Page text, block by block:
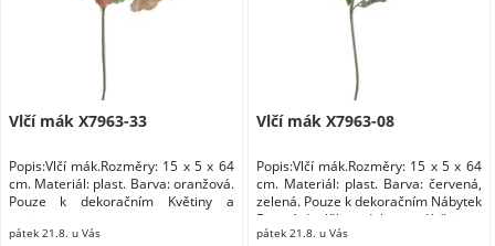
Vlčí mák X7963-33
Popis:Vlčí mák.Rozměry: 15 x 5 x 64
cm. Materiál: plast. Barva: oranžová.
Pouze k dekoračním Květiny a
stojany
pátek 21.8. u Vás
Vlčí mák X7963-08
Popis:Vlčí mák.Rozměry: 15 x 5 x 64
cm. Materiál: plast. Barva: červená,
zelená. Pouze k dekoračním Nábytek
Bytové doplňky a dekorace Květiny a
stojany Květiny
pátek 21.8. u Vás